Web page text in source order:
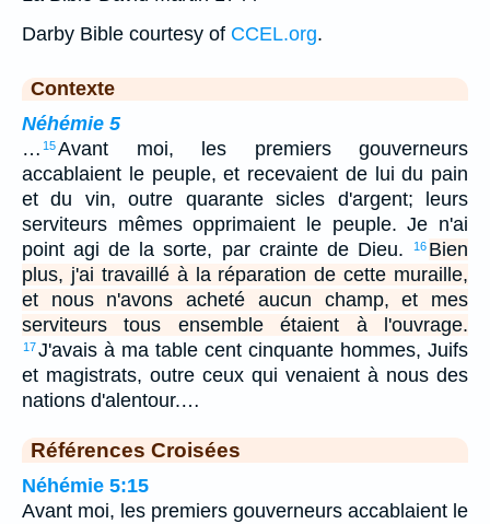
Darby Bible courtesy of CCEL.org.
Contexte
Néhémie 5
… 15Avant moi, les premiers gouverneurs
accablaient le peuple, et recevaient de lui du pain
et du vin, outre quarante sicles d'argent; leurs
serviteurs mêmes opprimaient le peuple. Je n'ai
point agi de la sorte, par crainte de Dieu.
16 Bien
plus, j'ai travaillé à la réparation de cette muraille,
et nous n'avons acheté aucun champ, et mes
serviteurs tous ensemble étaient à l'ouvrage.
17J'avais à ma table cent cinquante hommes, Juifs
et magistrats, outre ceux qui venaient à nous des
nations d'alentour.…
Références Croisées
Néhémie 5:15
Avant moi, les premiers gouverneurs accablaient le